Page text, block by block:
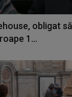
obligat
1...